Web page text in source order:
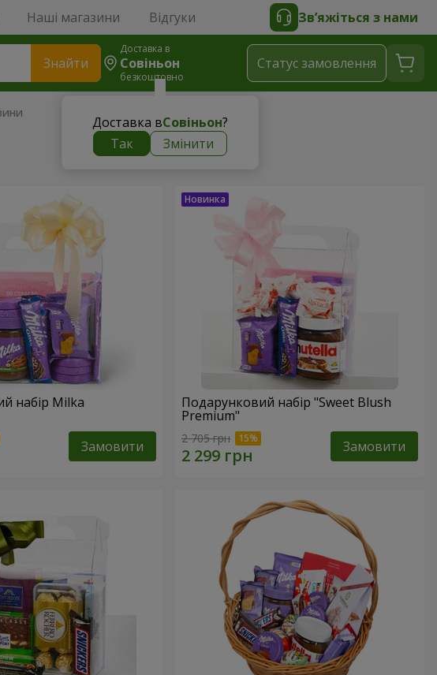
Наші магазини Відгуки Зв’яжіться з нами
Знайти
Доставка в
Совіньон
безкоштовно
Доставка вСовіньон?
Так
Змінити
Статус замовлення
набір Milka
Замовити
Подарунковий набір "Sweet Blush
Premium"
2 705 грн Замовити